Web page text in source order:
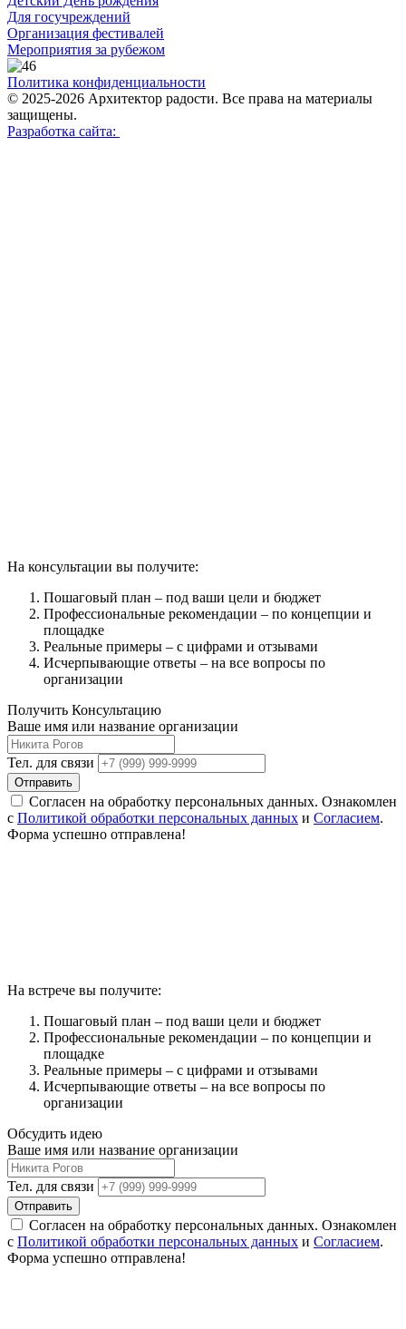
Для госучреждений
Организация фестивалей
Мероприятия за рубежом
Политика конфиденциальности
© 2025-2026 Архитектор радости. Все права на материалы
защищены.
Разработка сайта:
На консультации вы получите:
Пошаговый план – под ваши цели и бюджет
Профессиональные рекомендации – по концепции и
площадке
Реальные примеры – с цифрами и отзывами
Исчерпывающие ответы – на все вопросы по
организации
Получить Консультацию
Ваше имя или название организации
Тел. для связи
Отправить
Согласен на обработку персональных данных. Ознакомлен
с Политикой обработки персональных данных и Согласием.
Форма успешно отправлена!
На встрече вы получите:
Пошаговый план – под ваши цели и бюджет
Профессиональные рекомендации – по концепции и
площадке
Реальные примеры – с цифрами и отзывами
Исчерпывающие ответы – на все вопросы по
организации
Обсудить идею
Ваше имя или название организации
Тел. для связи
Отправить
Согласен на обработку персональных данных. Ознакомлен
с Политикой обработки персональных данных и Согласием.
Форма успешно отправлена!